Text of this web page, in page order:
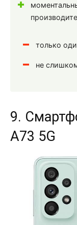
только
не
9.
A73 5G